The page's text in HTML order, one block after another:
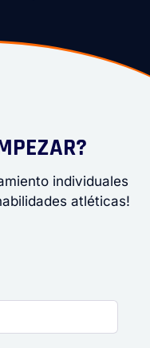
individuales
atléticas!